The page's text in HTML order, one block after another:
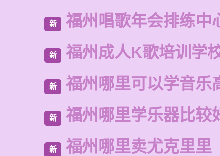
新 福州唱歌年会排练中
新 福州成人K歌培训学
新 福州哪里可以学音乐
新 福州哪里学乐器比较
新 福州哪里卖尤克里里